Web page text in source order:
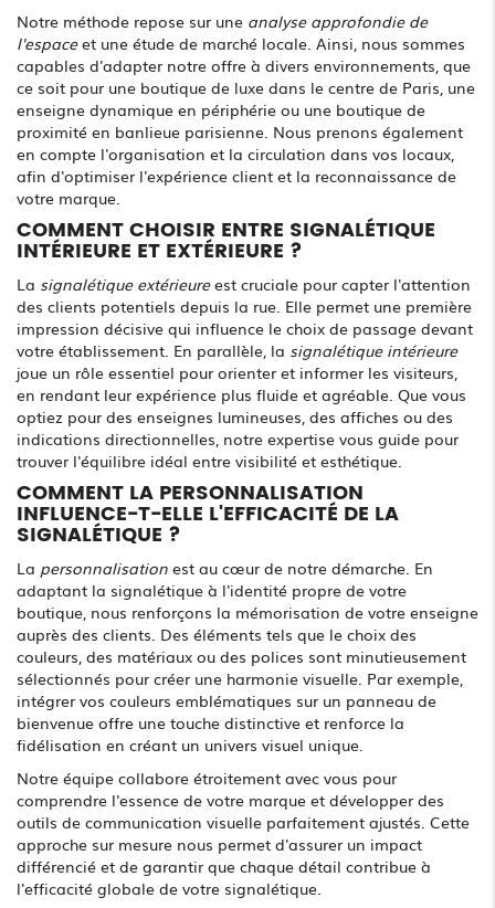
Notre méthode repose sur une analyse approfondie de
l'espaceet une étude de marché locale. Ainsi, nous sommes
capables d'adapter notre offre à divers environnements, que
ce soit pour une boutique de luxe dans le centre de Paris, une
enseigne dynamique en périphérie ou une boutique de
proximité en banlieue parisienne. Nous prenons également
en compte l'organisation et la circulation dans vos locaux,
afin d'optimiser l'expérience client et la reconnaissance de
votre marque.
COMMENT CHOISIR ENTRE SIGNALÉTIQUE
INTÉRIEURE ET EXTÉRIEURE ?
La signalétique extérieureest cruciale pour capter l'attention
des clients potentiels depuis la rue. Elle permet une première
impression décisive qui influence le choix de passage devant
votre établissement. En parallèle, la signalétique intérieure
joue un rôle essentiel pour orienter et informer les visiteurs,
en rendant leur expérience plus fluide et agréable. Que vous
optiez pour des enseignes lumineuses, des affiches ou des
indications directionnelles, notre expertise vous guide pour
trouver l'équilibre idéal entre visibilité et esthétique.
COMMENT LA PERSONNALISATION
INFLUENCE-T-ELLE L'EFFICACITÉ DE LA
SIGNALÉTIQUE ?
La personnalisation est au cœur de notre démarche. En
adaptant la signalétique à l'identité propre de votre
boutique, nous renforçons la mémorisation de votre enseigne
auprès des clients. Des éléments tels que le choix des
couleurs, des matériaux ou des polices sont minutieusement
sélectionnés pour créer une harmonie visuelle. Par exemple,
intégrer vos couleurs emblématiques sur un panneau de
bienvenue offre une touche distinctive et renforce la
fidélisation en créant un univers visuel unique.
Notre équipe collabore étroitement avec vous pour
comprendre l'essence de votre marque et développer des
outils de communication visuelle parfaitement ajustés. Cette
approche sur mesure nous permet d'assurer un impact
différencié et de garantir que chaque détail contribue à
l'efficacité globale de votre signalétique.